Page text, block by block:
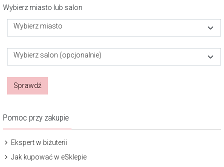
Wybierz miasto lub salon
Wybierz miasto
Wybierz salon (opcjonalnie)
Sprawdź
Pomoc przy zakupie
Ekspert w biżuterii
Jak kupować w eSklepie